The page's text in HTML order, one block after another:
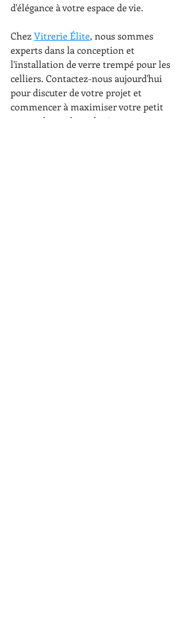
d'élégance à votre espace de vie.
Chez Vitrerie Élite, nous sommes
experts dans la conception et
l'installation de verre trempé pour les
celliers. Contactez-nous aujourd'hui
pour discuter de votre projet et
commencer à maximiser votre petit
espace de stockage de vin.